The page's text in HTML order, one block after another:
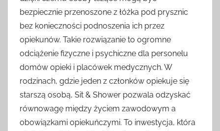
bezpiecznie przenoszone z łóżka pod prysznic
bez konieczności podnoszenia ich przez
opiekunów. Takie rozwiązanie to ogromne
odciążenie fizyczne i psychiczne dla personelu
domów opieki i placówek medycznych. W
rodzinach, gdzie jeden z członków opiekuje się
starszą osobą, Sit & Shower pozwala odzyskać
równowagę między życiem zawodowym a
obowiązkami opiekuńczymi. To inwestycja, która